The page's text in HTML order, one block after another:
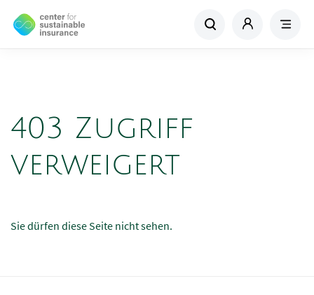
403 Zugriff
verweigert
Sie dürfen diese Seite nicht sehen.